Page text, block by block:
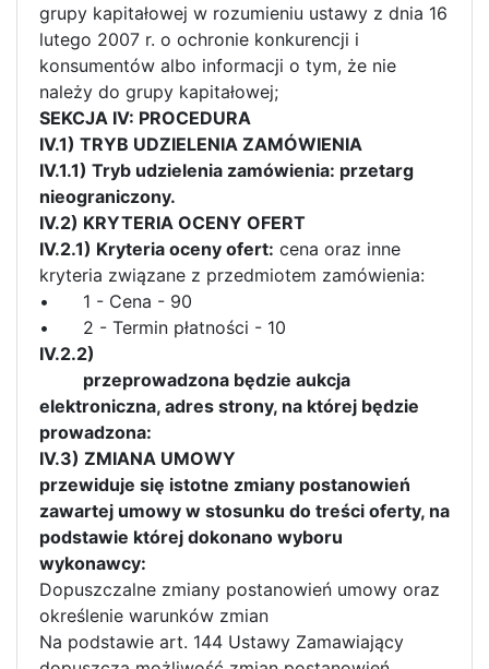
grupy kapitałowej w rozumieniu ustawy z dnia 16
lutego 2007 r. o ochronie konkurencji i
konsumentów albo informacji o tym, że nie
należy do grupy kapitałowej;
SEKCJA IV: PROCEDURA
IV.1) TRYB UDZIELENIA ZAMÓWIENIA
IV.1.1) Tryb udzielenia zamówienia: przetarg
nieograniczony.
IV.2) KRYTERIA OCENY OFERT
IV.2.1) Kryteria oceny ofert: cena oraz inne
kryteria związane z przedmiotem zamówienia:
•
1 - Cena - 90
•
2 - Termin płatności - 10
IV.2.2)
przeprowadzona będzie aukcja
elektroniczna, adres strony, na której będzie
prowadzona:
IV.3) ZMIANA UMOWY
przewiduje się istotne zmiany postanowień
zawartej umowy w stosunku do treści oferty, na
podstawie której dokonano wyboru
wykonawcy:
Dopuszczalne zmiany postanowień umowy oraz
określenie warunków zmian
Na podstawie art. 144 Ustawy Zamawiający